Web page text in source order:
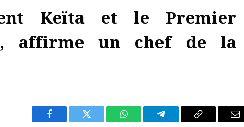
Keïta et le Premier
affirme un chef de la
Facebook Twitter WhatsAppTélégrammeCopier
E-